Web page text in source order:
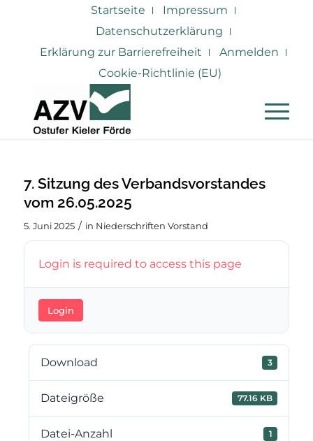
Startseite
Impressum
Datenschutzerklärung
Erklärung zur Barrierefreiheit
Anmelden
Cookie-Richtlinie (EU)
7. Sitzung des Verbandsvorstandes
vom 26.05.2025
5. Juni 2025 / in Niederschriften Vorstand
Login is required to access this page
Login
Download 3
Dateigröße 77.16 KB
Datei-Anzahl 1